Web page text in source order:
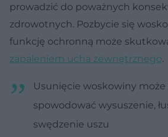
prowadzić do poważnych
zdrowotnych. Pozbycie się
funkcję ochronną może
zapaleniem ucha zewnętrznego.
Usunięcie woskowiny może
spowodować wysuszenie,
swędzenie uszu